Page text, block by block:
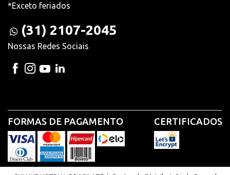
*Exceto feriados
(31) 2107-2045
Nossas Redes Sociais
FORMAS DE PAGAMENTO CERTIFICADOS